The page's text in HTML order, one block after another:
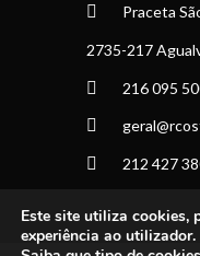
Praceta
2735-217
216 095
212 427
Este site utiliza cookies,
experiência ao utilizador.